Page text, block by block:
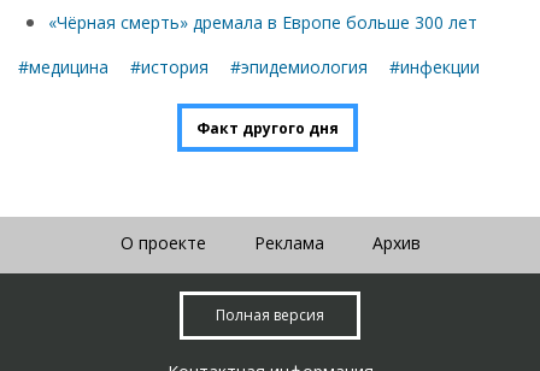
«Чёрная смерть» дремала в Европе больше 300 лет
#медицина
#история #эпидемиология #инфекции
Факт другого дня
О проекте Реклама Архив
Полная версия